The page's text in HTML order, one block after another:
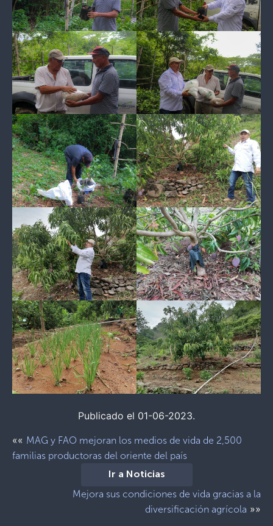
Publicado el 01-06-2023.
«« MAG y FAO mejoran los medios de vida de 2,500
familias productoras del oriente del país
Ir a Noticias
Mejora sus condiciones de vida gracias a la
diversificación agrícola »»